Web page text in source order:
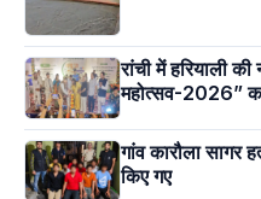
रांची में हरियाली
महोत्सव-2026”
गांव कारौला सागर
किए गए